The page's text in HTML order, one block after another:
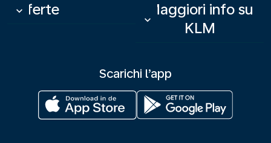
Offerte
keyboard_arrow_down
Maggiori info su
KLM
keyboard_arrow_down
Scarichi l’app